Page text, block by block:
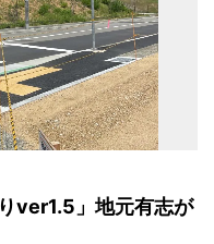
ver1.5」地元有志が